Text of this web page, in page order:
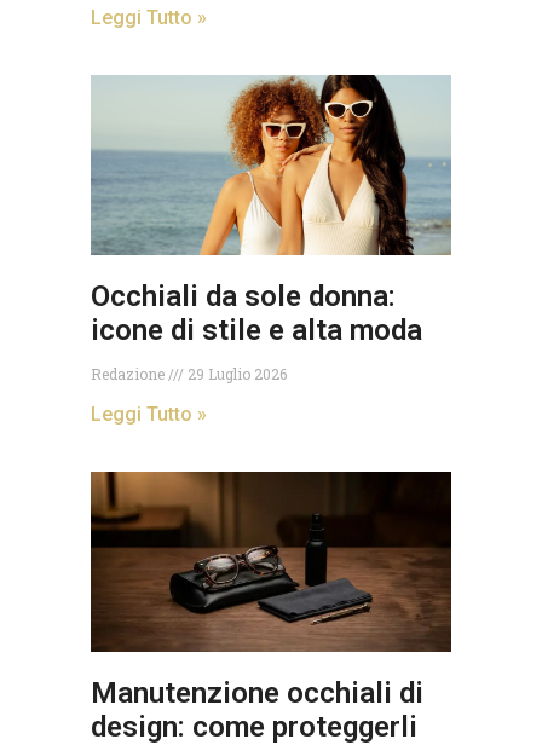
Leggi Tutto »
Occhiali da sole donna:
icone di stile e alta moda
Redazione 29 Luglio 2026
Leggi Tutto »
Manutenzione occhiali di
design: come proteggerli